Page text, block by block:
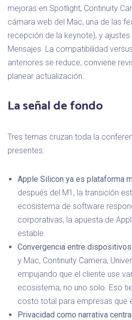
mejoras en Spotlight, Continuity
cámara web del Mac, una de las
recepción de la keynote), y ajustes
Mensajes. La compatibilidad
anteriores se reduce; conviene
planear actualización.
La señal de fondo
Tres temas cruzan toda la
presentes:
Apple Silicon ya es plataforma
después del M1, la transición
ecosistema de software
corporativas, la apuesta de
estable.
Convergencia entre dispositivos.
y Mac, Continuity Camera,
empujando que el cliente use
ecosistema, no uno solo. Eso
costo total para empresas que
Privacidad como narrativa